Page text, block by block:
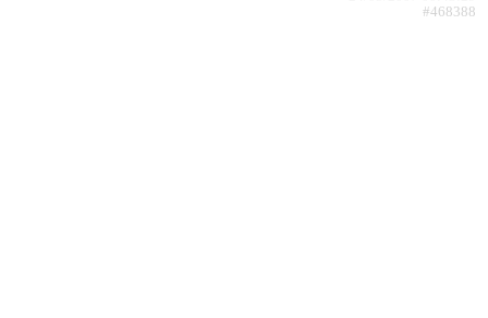
#468388